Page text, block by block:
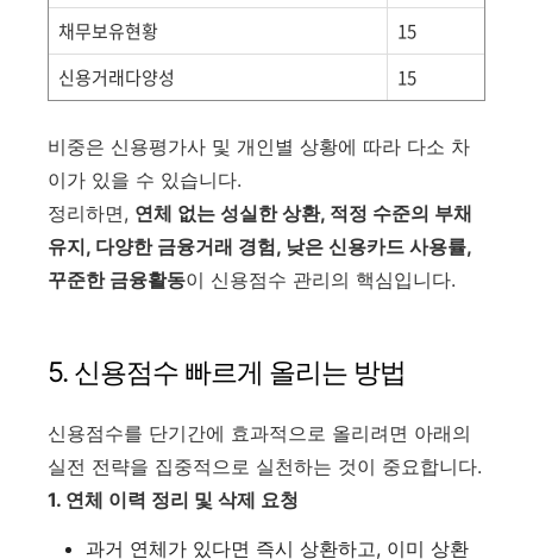
채무보유현황
15
신용거래다양성
15
비중은 신용평가사 및 개인별 상황에 따라 다소 차
이가 있을 수 있습니다.
정리하면, 연체 없는 성실한 상환, 적정 수준의 부채
유지, 다양한 금융거래 경험, 낮은 신용카드 사용률,
꾸준한 금융활동이 신용점수 관리의 핵심입니다.
5. 신용점수 빠르게 올리는 방법
신용점수를 단기간에 효과적으로 올리려면 아래의
실전 전략을 집중적으로 실천하는 것이 중요합니다.
1. 연체 이력 정리 및 삭제 요청
과거 연체가 있다면 즉시 상환하고, 이미 상환